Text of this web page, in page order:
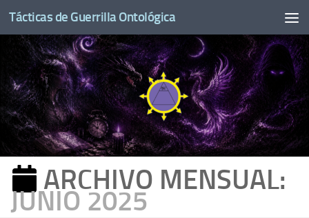
Saltar al contenido
Tácticas de Guerrilla Ontológica
ARCHIVO MENSUAL:
JUNIO 2025